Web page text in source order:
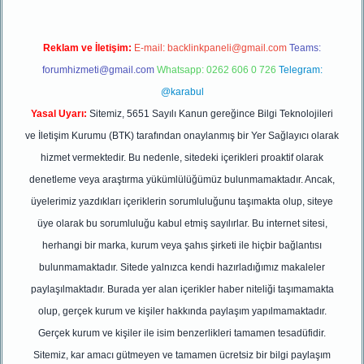
Reklam ve İletişim: E-mail: backlinkpaneli@gmail.com Teams:
forumhizmeti@gmail.com Whatsapp: 0262 606 0 726 Telegram:
@karabul
Yasal Uyarı: Sitemiz, 5651 Sayılı Kanun gereğince Bilgi Teknolojileri
ve İletişim Kurumu (BTK) tarafından onaylanmış bir Yer Sağlayıcı olarak
hizmet vermektedir. Bu nedenle, sitedeki içerikleri proaktif olarak
denetleme veya araştırma yükümlülüğümüz bulunmamaktadır. Ancak,
üyelerimiz yazdıkları içeriklerin sorumluluğunu taşımakta olup, siteye
üye olarak bu sorumluluğu kabul etmiş sayılırlar. Bu internet sitesi,
herhangi bir marka, kurum veya şahıs şirketi ile hiçbir bağlantısı
bulunmamaktadır. Sitede yalnızca kendi hazırladığımız makaleler
paylaşılmaktadır. Burada yer alan içerikler haber niteliği taşımamakta
olup, gerçek kurum ve kişiler hakkında paylaşım yapılmamaktadır.
Gerçek kurum ve kişiler ile isim benzerlikleri tamamen tesadüfidir.
Sitemiz, kar amacı gütmeyen ve tamamen ücretsiz bir bilgi paylaşım